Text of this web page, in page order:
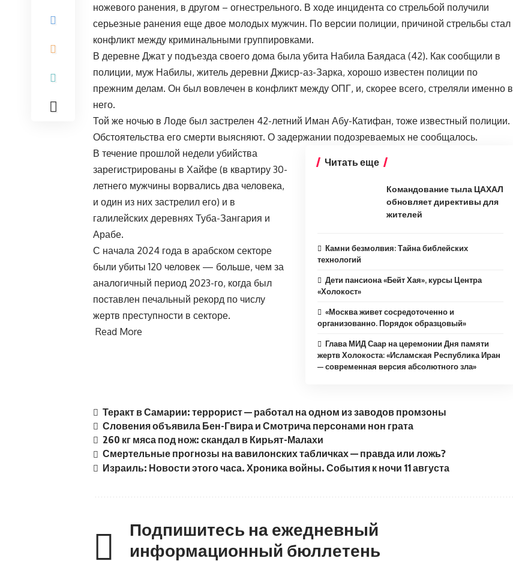
ножевого ранения, в другом – огнестрельного. В ходе инцидента со стрельбой получили
серьезные ранения еще двое молодых мужчин. По версии полиции, причиной стрельбы стал
конфликт между криминальными группировками.
В деревне Джат у подъезда своего дома была убита Набила Баядаса (42). Как сообщили в
полиции, муж Набилы, житель деревни Джиср-аз-Зарка, хорошо известен полиции по
прежним делам. Он был вовлечен в конфликт между ОПГ, и, скорее всего, стреляли именно в
него.
Той же ночью в Лоде был застрелен 42-летний Иман Абу-Катифан, тоже известный полиции.
Обстоятельства его смерти выясняют. О задержании подозреваемых не сообщалось.
Читать еще
Командование тыла ЦАХАЛ
обновляет директивы для
жителей
Камни безмолвия: Тайна библейских
технологий
Дети пансиона «Бейт Хая», курсы Центра
«Холокост»
«Москва живет сосредоточенно и
организованно. Порядок образцовый»
Глава МИД Саар на церемонии Дня памяти
жертв Холокоста: «Исламская Республика Иран
— современная версия абсолютного зла»
В течение прошлой недели убийства
зарегистрированы в Хайфе (в квартиру 30-
летнего мужчины ворвались два человека,
и один из них застрелил его) и в
галилейских деревнях Туба-Зангария и
Арабе.
С начала 2024 года в арабском секторе
были убиты 120 человек — больше, чем за
аналогичный период 2023-го, когда был
поставлен печальный рекорд по числу
жертв преступности в секторе.
Read More
Теракт в Самарии: террорист — работал на одном из заводов промзоны
Словения объявила Бен-Гвира и Смотрича персонами нон грата
260 кг мяса под нож: скандал в Кирьят-Малахи
Смертельные прогнозы на вавилонских табличках — правда или ложь?
Израиль: Новости этого часа. Хроника войны. События к ночи 11 августа
Подпишитесь на ежедневный
информационный бюллетень